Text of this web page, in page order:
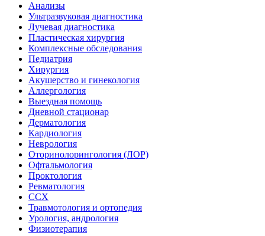
Анализы
Ультразвуковая диагностика
Лучевая диагностика
Пластическая хирургия
Комплексные обследования
Педиатрия
Хирургия
Акушерство и гинекология
Аллергология
Выездная помощь
Дневной стационар
Дерматология
Кардиология
Неврология
Оторинолорингология (ЛОР)
Офтальмология
Проктология
Ревматология
ССХ
Травмотология и ортопедия
Урология, андрология
Физиотерапия